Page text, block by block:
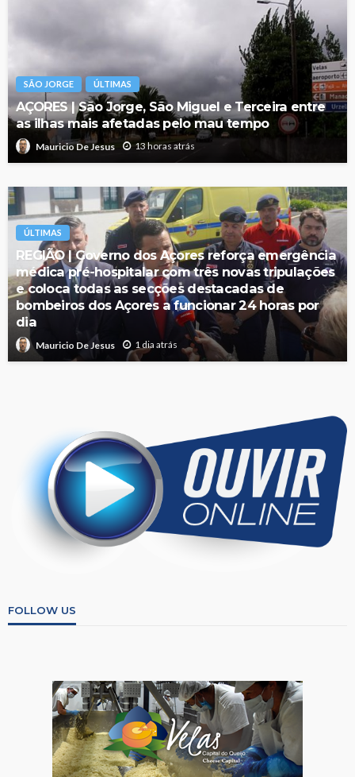
SÃO JORGE ÚLTIMAS
AÇORES | São Jorge, São Miguel e Terceira entre
as ilhas mais afetadas pelo mau tempo
Mauricio De Jesus 13 horas atrás
ÚLTIMAS
REGIÃO | Governo dos Açores reforça emergência
médica pré-hospitalar com três novas tripulações
e coloca todas as secções destacadas de
bombeiros dos Açores a funcionar 24 horas por
dia
Mauricio De Jesus 1 dia atrás
FOLLOW US